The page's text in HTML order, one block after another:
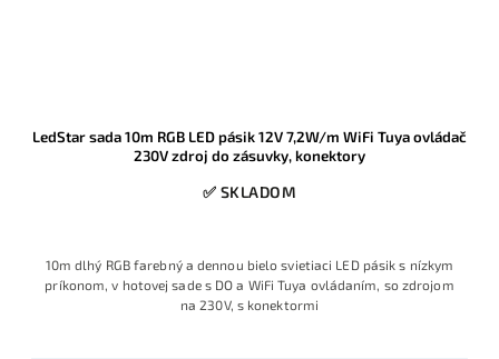
LedStar sada 10m RGB LED pásik 12V 7,2W/m WiFi Tuya ovládač
230V zdroj do zásuvky, konektory
✅ SKLADOM
10m dlhý RGB farebný a dennou bielo svietiaci LED pásik s nízkym
príkonom, v hotovej sade s DO a WiFi Tuya ovládaním, so zdrojom
na 230V, s konektormi